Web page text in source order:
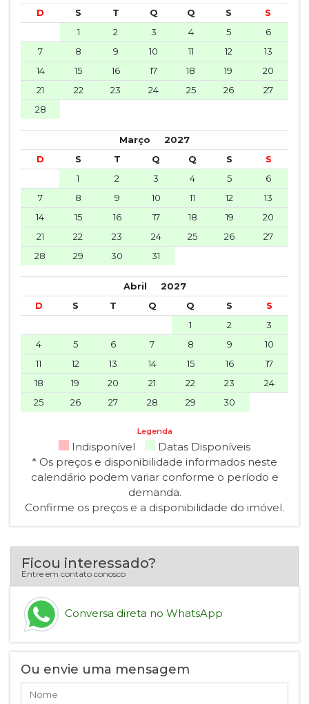
D
S T Q Q S
S
1
2 3 4 5
6
7
8 9 10 11 12
13
14
15 16 17 18 19
20
21
22 23 24 25 26
27
28
Março 2027
D
S T Q Q S
S
1
2 3 4 5
6
7
8 9 10 11 12
13
14
15 16 17 18 19
20
21
22 23 24 25 26
27
28
29 30 31
Abril 2027
D
S T Q Q S
S
1
2
3
4
5 6 7 8 9
10
11
12 13 14 15 16
17
18
19 20 21 22 23
24
25
26 27 28 29 30
Legenda
Indisponível
Datas Disponíveis
* Os preços e disponibilidade informados neste
calendário podem variar conforme o período e
demanda.
Confirme os preços e a disponibilidade do imóvel.
Ficou interessado?
Entre em contato conosco
Conversa direta no WhatsApp
Ou envie uma mensagem